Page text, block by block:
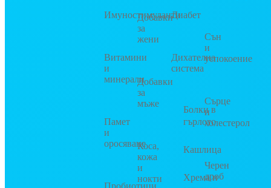
Имуностимуланти
Витамини
и
минерали
Памет
и
оросяване
Пробиотици
Добавки
за
жени
Добавки
за
мъже
Коса,
кожа
и
нокти
Диабет
Дихателна
система
Болки в
гърлото
Кашлица
Хрема и
Сън
и
успокоение
Сърце
и
холестерол
Черен
дроб